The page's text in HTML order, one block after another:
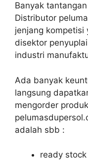
Banyak
Distributor
jenjang kompetisi
disektor
industri
Ada banyak
langsung
mengorder
adalah sbb :
ready